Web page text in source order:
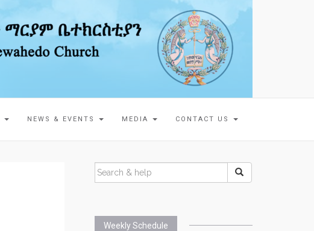
NEWS & EVENTS MEDIA CONTACT US
Weekly Schedule